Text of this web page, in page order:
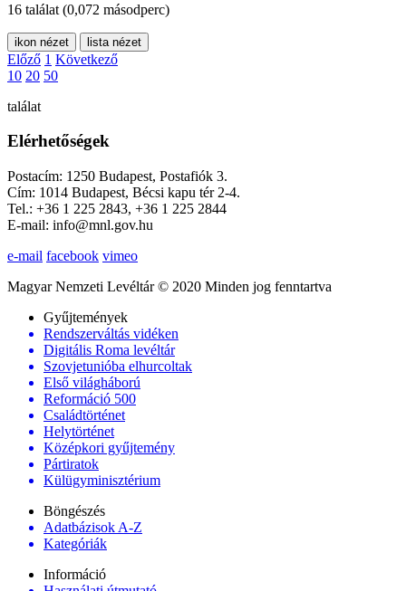
16 találat (0,072 másodperc)
ikon nézet lista nézet
Előző 1 Következő
10 20 50
találat
Elérhetőségek
Postacím: 1250 Budapest, Postafiók 3.
Cím: 1014 Budapest, Bécsi kapu tér 2-4.
Tel.: +36 1 225 2843, +36 1 225 2844
E-mail: info@mnl.gov.hu
e-mail facebook vimeo
Magyar Nemzeti Levéltár © 2020 Minden jog fenntartva
Gyűjtemények
Rendszerváltás vidéken
Digitális Roma levéltár
Szovjetunióba elhurcoltak
Első világháború
Reformáció 500
Családtörténet
Helytörténet
Középkori gyűjtemény
Pártiratok
Külügyminisztérium
Böngészés
Adatbázisok A-Z
Kategóriák
Információ